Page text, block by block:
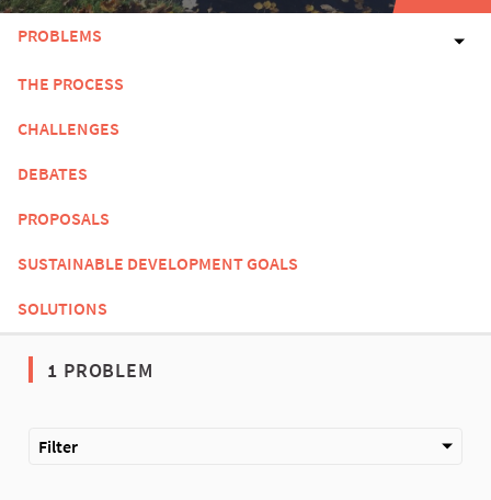
PROBLEMS
THE PROCESS
CHALLENGES
DEBATES
PROPOSALS
SUSTAINABLE DEVELOPMENT GOALS
SOLUTIONS
1 PROBLEM
Filter